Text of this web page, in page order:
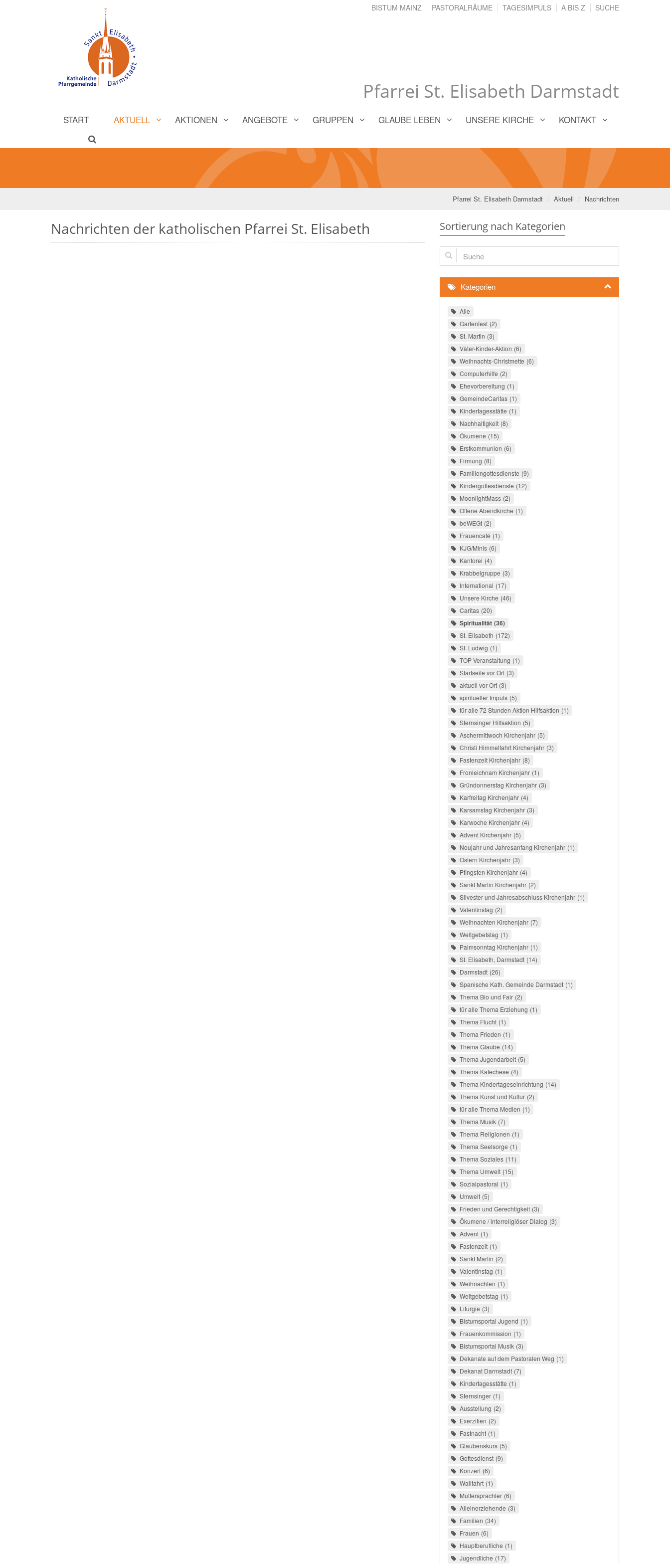
Pfarrei St. Elisabeth Darmstadt
BISTUM MAINZ PASTORALRÄUME TAGESIMPULS A BIS Z SUCHE
START AKTUELL AKTIONEN ANGEBOTE GRUPPEN GLAUBE LEBEN UNSERE KIRCHE KONTAKT
Pfarrei St. Elisabeth Darmstadt Aktuell Nachrichten
Nachrichten der katholischen Pfarrei St. Elisabeth Sortierung nach Kategorien
Suche
Kategorien
Alle
Gartenfest 2
St. Martin 3
Väter-Kinder-Aktion 6
Weihnachts-Christmette 6
Computerhilfe 2
Ehevorbereitung 1
GemeindeCaritas 1
Kindertagesstätte 1
Nachhaltigkeit 8
Ökumene 15
Erstkommunion 6
Firmung 8
Familiengottesdienste 9
Kindergottesdienste 12
MoonlightMass 2
Offene Abendkirche 1
beWEGt 2
Frauencafé 1
KJG/Minis 6
Kantorei 4
Krabbelgruppe 3
International 17
Unsere Kirche 46
Caritas 20
Spiritualität 36
St. Elisabeth 172
St. Ludwig 1
TOP Veranstaltung 1
Startseite vor Ort 3
aktuell vor Ort 3
spiritueller Impuls 5
für alle 72 Stunden Aktion Hilfsaktion 1
Sternsinger Hilfsaktion 5
Aschermittwoch Kirchenjahr 5
Christi Himmelfahrt Kirchenjahr 3
Fastenzeit Kirchenjahr 8
Fronleichnam Kirchenjahr 1
Gründonnerstag Kirchenjahr 3
Karfreitag Kirchenjahr 4
Karsamstag Kirchenjahr 3
Karwoche Kirchenjahr 4
Advent Kirchenjahr 5
Neujahr und Jahresanfang Kirchenjahr 1
Ostern Kirchenjahr 3
Pfingsten Kirchenjahr 4
Sankt Martin Kirchenjahr 2
Silvester und Jahresabschluss Kirchenjahr 1
Valentinstag 2
Weihnachten Kirchenjahr 7
Weltgebetstag 1
Palmsonntag Kirchenjahr 1
St. Elisabeth, Darmstadt 14
Darmstadt 26
Spanische Kath. Gemeinde Darmstadt 1
Thema Bio und Fair 2
für alle Thema Erziehung 1
Thema Flucht 1
Thema Frieden 1
Thema Glaube 14
Thema Jugendarbeit 5
Thema Katechese 4
Thema Kindertageseinrichtung 14
Thema Kunst und Kultur 2
für alle Thema Medien 1
Thema Musik 7
Thema Religionen 1
Thema Seelsorge 1
Thema Soziales 11
Thema Umwelt 15
Sozialpastoral 1
Umwelt 5
Frieden und Gerechtigkeit 3
Ökumene / interreligiöser Dialog 3
Advent 1
Fastenzeit 1
Sankt Martin 2
Valentinstag 1
Weihnachten 1
Weltgebetstag 1
Liturgie 3
Bistumsportal Jugend 1
Frauenkommission 1
Bistumsportal Musik 3
Dekanate auf dem Pastoralen Weg 1
Dekanat Darmstadt 7
Kindertagesstätte 1
Sternsinger 1
Ausstellung 2
Exerzitien 2
Fastnacht 1
Glaubenskurs 5
Gottesdienst 9
Konzert 6
Wallfahrt 1
Muttersprachler 6
Alleinerziehende 3
Familien 34
Frauen 6
Hauptberufliche 1
Jugendliche 17